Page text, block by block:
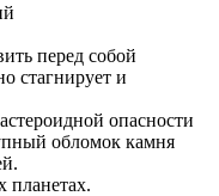
перед собой
стагнирует и
опасности
обломок камня
планетах.